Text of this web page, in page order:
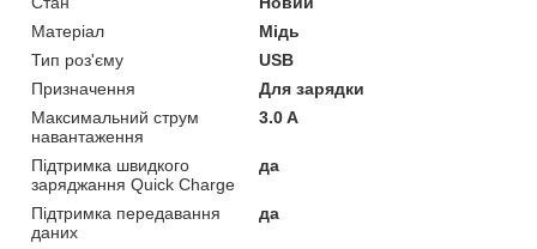
Матеріал
Мідь
Тип роз'єму
USB
Призначення
Для зарядки
Максимальний струм
навантаження
3.0 A
Підтримка швидкого
заряджання Quick Charge
да
Підтримка передавання
даних
да